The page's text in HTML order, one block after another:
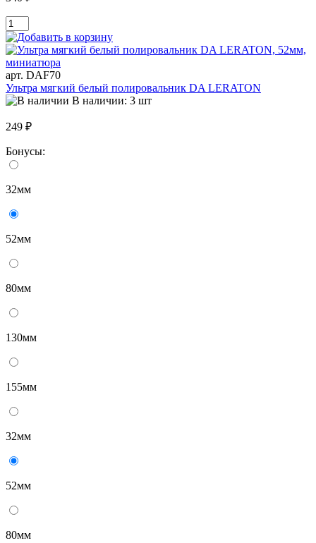
арт. DAF70
Ультра мягкий белый полировальник DA LERATON
В наличии: 3 шт
249 ₽
Бонусы:
32мм
52мм
80мм
130мм
155мм
32мм
52мм
80мм